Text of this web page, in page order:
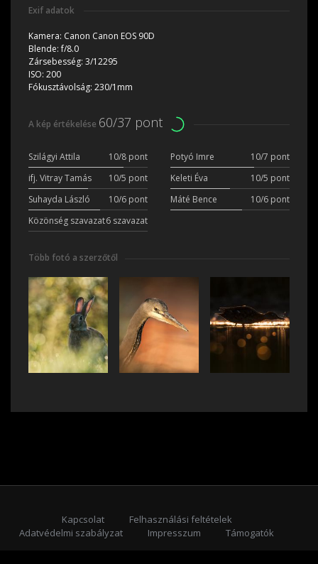
Exif adatok
Kamera: Canon Canon EOS 90D
Blende:f/8.0
Zársebesség: 3/12295
ISO: 200
Fókusztávolság: 230/1mm
A kép értékelése 60/37 pont
Szilágyi Attila 10/8 pont Potyó Imre
10/7 pont
ifj. Vitray Tamás
10/5 pont Keleti Éva
10/5 pont
Suhayda László
10/6 pont Máté Bence
10/6 pont
Közönség szavazat6 szavazat
Több fotó a szerzőtől
Kapcsolat
Felhasználási feltételek
Adatvédelmi szabályzat
Impresszum
Támogatók